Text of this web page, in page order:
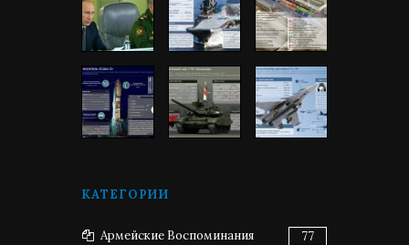
КАТЕГОРИИ
Армейские Воспоминания 77